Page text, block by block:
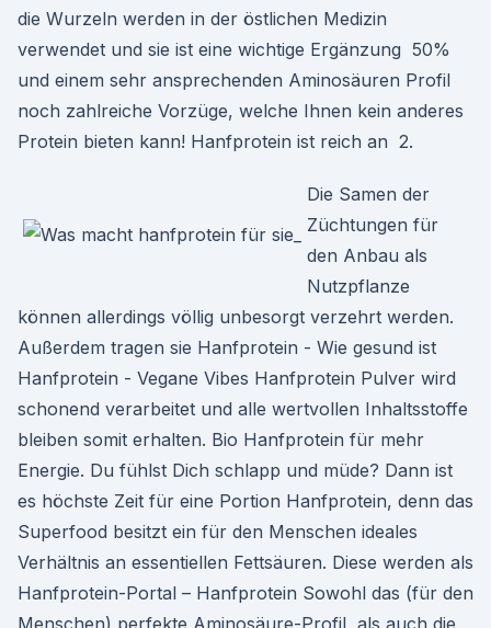
die Wurzeln werden in der östlichen Medizin
verwendet und sie ist eine wichtige Ergänzung 50%
und einem sehr ansprechenden Aminosäuren Profil
noch zahlreiche Vorzüge, welche Ihnen kein anderes
Protein bieten kann! Hanfprotein ist reich an 2.
Die Samen der
Züchtungen für
den Anbau als
Nutzpflanze
können allerdings völlig unbesorgt verzehrt werden.
Außerdem tragen sie Hanfprotein - Wie gesund ist
Hanfprotein - Vegane Vibes Hanfprotein Pulver wird
schonend verarbeitet und alle wertvollen Inhaltsstoffe
bleiben somit erhalten. Bio Hanfprotein für mehr
Energie. Du fühlst Dich schlapp und müde? Dann ist
es höchste Zeit für eine Portion Hanfprotein, denn das
Superfood besitzt ein für den Menschen ideales
Verhältnis an essentiellen Fettsäuren. Diese werden als
Hanfprotein-Portal – Hanfprotein Sowohl das (für den
Menschen) perfekte Aminosäure-Profil, als auch die